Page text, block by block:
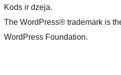
Kods ir dzeja.
The WordPress® trademark is
WordPress Foundation.